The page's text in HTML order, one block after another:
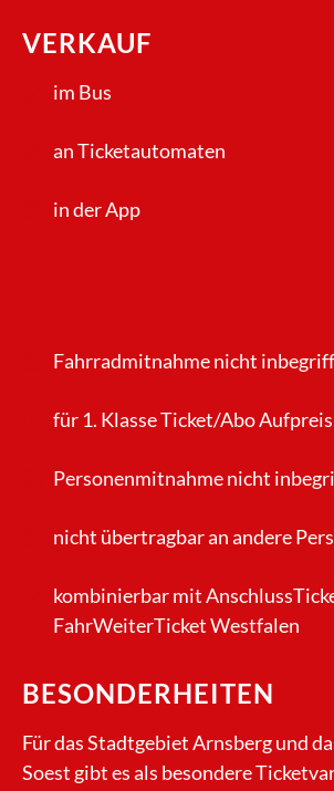
VERKAUF
im Bus
an Ticketautomaten
in der App
Fahrradmitnahme nicht
für 1. Klasse Ticket/Abo
Personenmitnahme nicht
nicht übertragbar an andere
kombinierbar mit
FahrWeiterTicket Westfalen
BESONDERHEITEN
Für das Stadtgebiet Arnsberg und
Soest gibt es als besondere